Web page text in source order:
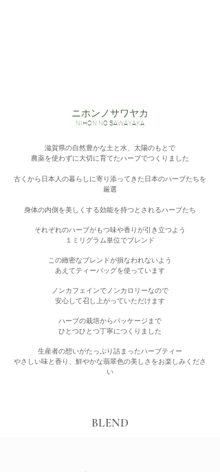
​ニホンノサワヤカ
NIHON NO SAWAYAKA
滋賀県の自然豊かな土と水、太陽のもとで
農薬を使わずに大切に育てたハーブでつくりました
古くから日本人の暮らしに寄り添ってきた日本のハーブたちを
厳選
​身体の内側を美しくする効能を持つとされるハーブたち
それぞれのハーブがもつ味や香りが引き立つよう
１ミリグラム単位でブレンド
この緻密なブレンドが損なわれないよう
あえてティーバッグを使っています
ノンカフェインでノンカロリーなので
安心して召し上がっていただけます
ハーブの栽培からパッケージまで
ひとつひとつ丁寧につくりました
生産者の想いがたっぷり詰まったハーブティー
やさしい味と香り、鮮やかな翡翠色の美しさをお楽しみくださ
い
BLEND